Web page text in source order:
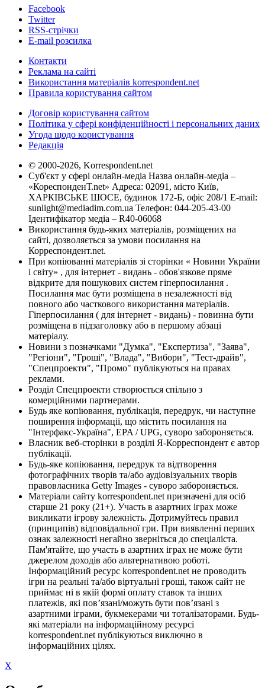
Facebook
Twitter
RSS-стрічки
E-mail розсилка
Контакти
Реклама на сайті
Використання матеріалів korrespondent.net
Правила користування сайтом
Договір користування сайтом
Політика у сфері конфіденційності і персональних даних
Угода щодо користування
Редакція
© 2000-2026, Korrespondent.net
Суб'єкт у сфері онлайн-медіа Назва онлайн-медіа –
«КореспонденТ.net» Адреса: 02091, місто Київ,
ХАРКІВСЬКЕ ШОСЕ, будинок 172-Б, офіс 208/1 E-mail:
sunlight@mediadim.com.ua Телефон: 044-205-43-00
Ідентифікатор медіа – R40-06068
Використання будь-яких матеріалів, розміщених на
сайті, дозволяється за умови посилання на
Корреспондент.net.
При копіюванні матеріалів зі сторінки « Новини України
і світу» , для інтернет - видань - обов'язкове пряме
відкрите для пошукових систем гіперпосилання .
Посилання має бути розміщена в незалежності від
повного або часткового використання матеріалів.
Гіперпосилання ( для інтернет - видань) - повинна бути
розміщена в підзаголовку або в першому абзаці
матеріалу.
Новини з позначками "Думка", "Експертиза", "Заява",
"Регіони", "Гроші", "Влада", "Вибори", "Тест-драйв",
"Спецпроекти", "Промо" публікуються на правах
реклами.
Розділ Спецпроекти створюється спільно з
комерційними партнерами.
Будь яке копіювання, публікація, передрук, чи наступне
поширення інформації, що містить посилання на
"Інтерфакс-Україна", EPA / UPG, суворо забороняється.
Власник веб-сторінки в розділі Я-Корреспондент є автор
публікації.
Будь-яке копіювання, передрук та відтворення
фотографічних творів та/або аудіовізуальних творів
правовласника Getty Images - суворо забороняється.
Матеріали сайту korrespondent.net призначені для осіб
старше 21 року (21+). Участь в азартних іграх може
викликати ігрову залежність. Дотримуйтесь правил
(принципів) відповідальної гри. При виявленні перших
ознак залежності негайно зверніться до спеціаліста.
Пам'ятайте, що участь в азартних іграх не може бути
джерелом доходів або альтернативою роботі.
Інформаційний ресурс korrespondent.net не проводить
ігри на реальні та/або віртуальні гроші, також сайт не
приймає ні в якій формі оплату ставок та інших
платежів, які пов’язані/можуть бути пов’язані з
азартними іграми, букмекерами чи тоталізаторами. Будь-
які матеріали на інформаційному ресурсі
korrespondent.net публікуються виключно в
інформаційних цілях.
X